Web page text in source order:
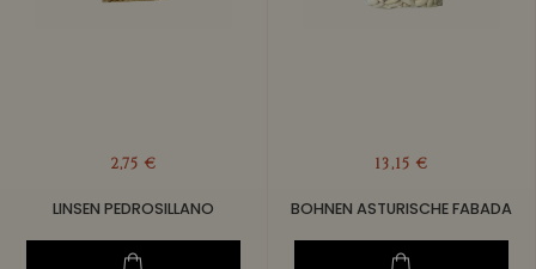
2,75 €
LINSEN PEDROSILLANO
13,15 €
BOHNEN ASTURISCHE FABADA